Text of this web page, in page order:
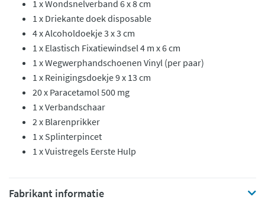
1 x Wondsnelverband 6 x 8 cm
1 x Driekante doek disposable
4 x Alcoholdoekje 3 x 3 cm
1 x Elastisch Fixatiewindsel 4 m x 6 cm
1 x Wegwerphandschoenen Vinyl (per paar)
1 x Reinigingsdoekje 9 x 13 cm
20 x Paracetamol 500 mg
1 x Verbandschaar
2 x Blarenprikker
1 x Splinterpincet
1 x Vuistregels Eerste Hulp
Fabrikant informatie